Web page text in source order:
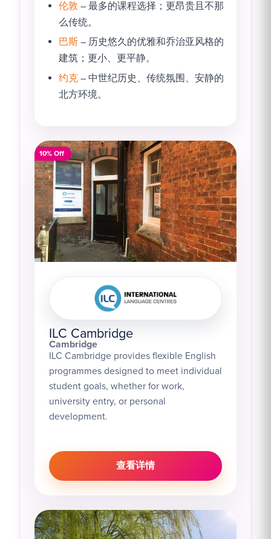
伦敦 – 最多的课程选择；更昂贵且不那
么传统。
巴斯 – 历史悠久的优雅和乔治亚风格的
建筑；更小、更平静。
约克 – 中世纪历史、传统氛围、安静的
北方环境。
10% Off
ILC Cambridge
Cambridge
ILC Cambridge provides flexible English
programmes designed to meet individual
student goals, whether for work,
university entry, or personal
development.
查看详情